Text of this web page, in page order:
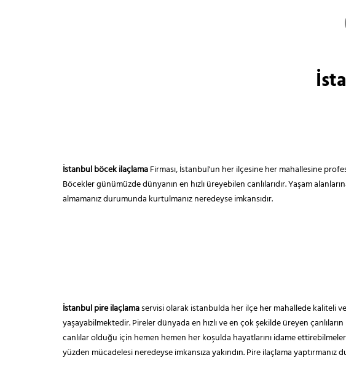
İstanbul böcek ilaçlamaFirması, İstanbul'un her ilçesine her mahallesine
Böcekler günümüzde dünyanın en hızlı üreyebilen canlılarıdır. Yaşam
almamanız durumunda kurtulmanız neredeyse imkansıdır.
İstanbul pire ilaçlamaservisi olarak istanbulda her ilçe her mahallede kaliteli
yaşayabilmektedir. Pireler dünyada en hızlı ve en çok şekilde üreyen
canlılar olduğu için hemen hemen her koşulda hayatlarını idame
yüzden mücadelesi neredeyse imkansıza yakındın. Pire ilaçlama